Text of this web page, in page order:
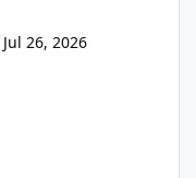
Jul 26, 2026